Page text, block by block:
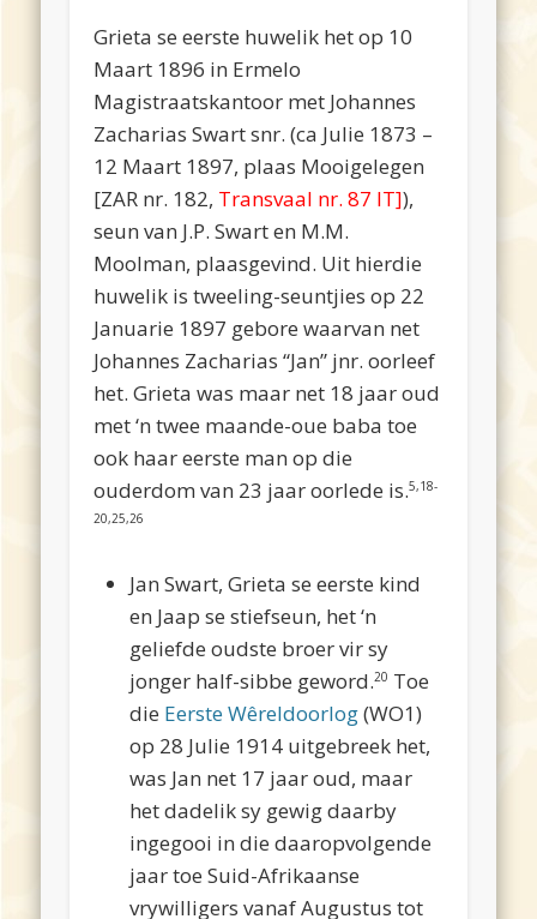
Grieta se eerste huwelik het op 10
Maart 1896 in Ermelo
Magistraatskantoor met Johannes
Zacharias Swart snr. (ca Julie 1873 –
12 Maart 1897, plaas Mooigelegen
[ZAR nr. 182, Transvaal nr. 87 IT]),
seun van J.P. Swart en M.M.
Moolman, plaasgevind. Uit hierdie
huwelik is tweeling-seuntjies op 22
Januarie 1897 gebore waarvan net
Johannes Zacharias “Jan” jnr. oorleef
het. Grieta was maar net 18 jaar oud
met ‘n twee maande-oue baba toe
ook haar eerste man op die
ouderdom van 23 jaar oorlede is.5,18-
20,25,26
Jan Swart, Grieta se eerste kind
en Jaap se stiefseun, het ‘n
geliefde oudste broer vir sy
jonger half-sibbe geword.20 Toe
die Eerste Wêreldoorlog(WO1)
op 28 Julie 1914 uitgebreek het,
was Jan net 17 jaar oud, maar
het dadelik sy gewig daarby
ingegooi in die daaropvolgende
jaar toe Suid-Afrikaanse
vrywilligers vanaf Augustus tot